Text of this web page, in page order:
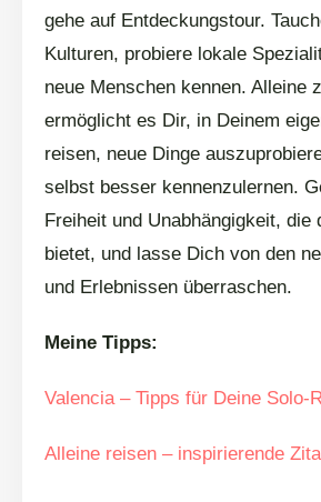
gehe auf Entdeckungstour.
Kulturen, probiere lokale
neue Menschen kennen. Alleine
ermöglicht es Dir, in Deinem
reisen, neue Dinge
selbst besser kennenzulernen.
Freiheit und Unabhängigkeit, die
bietet, und lasse Dich von den
und Erlebnissen überraschen.
Meine Tipps:
Valencia – Tipps für Deine Solo-
Alleine reisen – inspirierende